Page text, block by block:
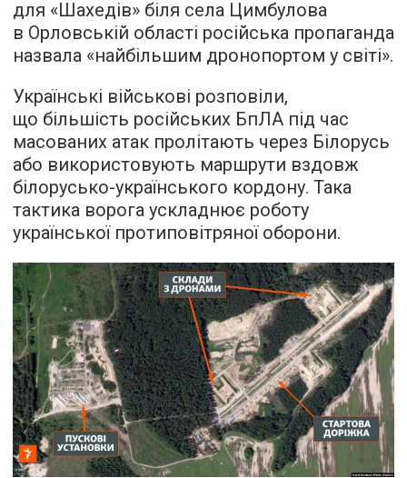
для «Шахедів» біля села Цимбулова
в Орловській області російська пропаганда
назвала «найбільшим дронопортом у світі».
Українські військові розповіли,
що більшість російських БпЛА під час
масованих атак пролітають через Білорусь
або використовують маршрути вздовж
білорусько-українського кордону. Така
тактика ворога ускладнює роботу
української протиповітряної оборони.